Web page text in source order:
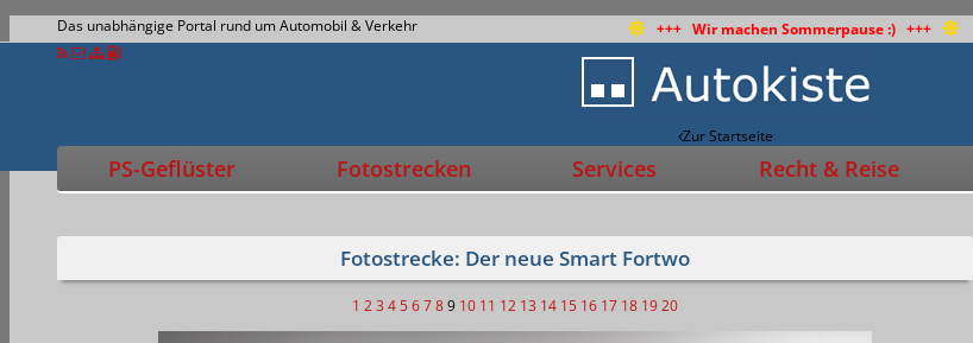
Das unabhängige Portal rund um Automobil & Verkehr +++ Wir machen Sommerpause :) +++
Zur Startseite
PS-Geflüster Fotostrecken Services Recht & Reise
Fotostrecke: Der neue Smart Fortwo
1 23 4 56789 10 11 12 13 14 15 16 17 18 1920